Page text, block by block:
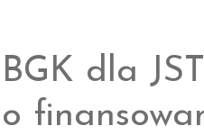
BGK dla
o